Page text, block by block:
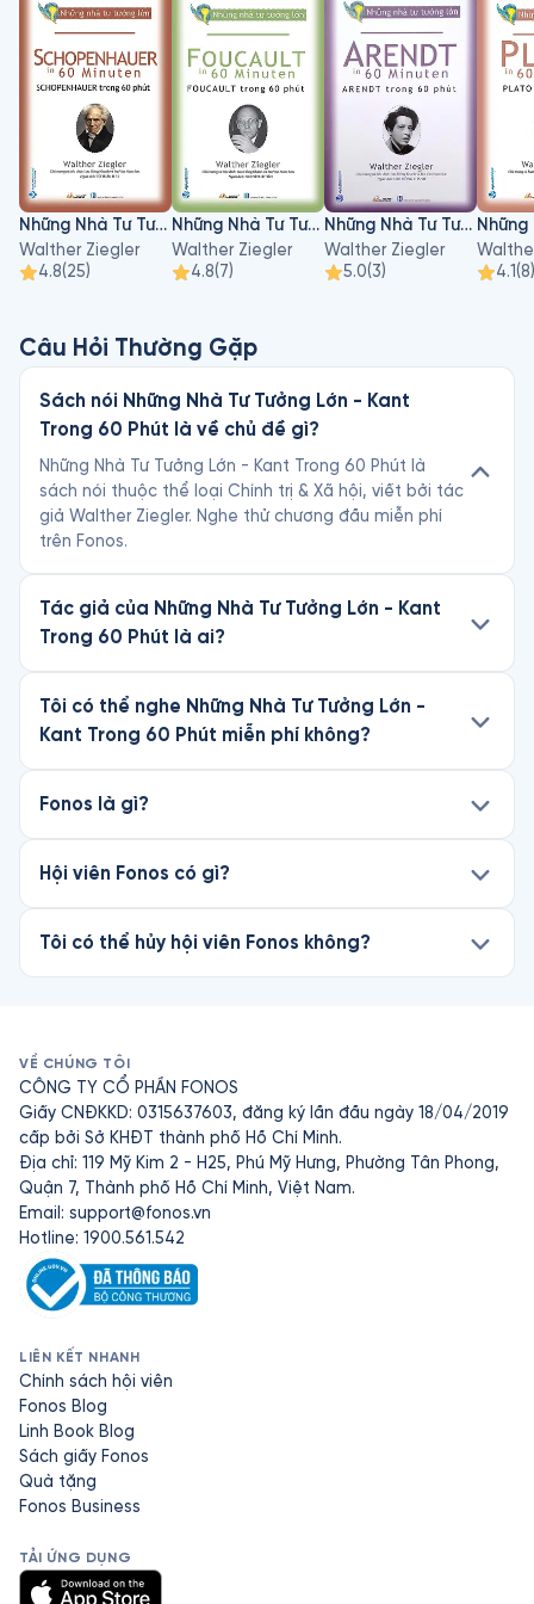
Những Nhà Tư Tưởng Lớn – Schopenhauer Trong 60 phút
Walther Ziegler
4.8(25)
Những Nhà Tư Tưởng Lớn - Foucault Trong 60 Phút
Walther Ziegler
4.8(7)
Những Nhà Tư Tưởng Lớn - Arendt Trong 60 Phút
Walther Ziegler
5.0(3)
4.1(8)
Câu Hỏi Thường Gặp
Sách nói Những Nhà Tư Tưởng Lớn - Kant
Trong 60 Phút là về chủ đề gì?
Những Nhà Tư Tưởng Lớn - Kant Trong 60 Phút là
sách nói thuộc thể loại Chính trị & Xã hội, viết bởi tác
giả Walther Ziegler. Nghe thử chương đầu miễn phí
trên Fonos.
Tác giả của Những Nhà Tư Tưởng Lớn - Kant
Trong 60 Phút là ai?
Tôi có thể nghe Những Nhà Tư Tưởng Lớn -
Kant Trong 60 Phút miễn phí không?
Fonos là gì?
Hội viên Fonos có gì?
Tôi có thể hủy hội viên Fonos không?
VỀ CHÚNG TÔI
CÔNG TY CỔ PHẦN FONOS
Giấy CNĐKKD: 0315637603, đăng ký lần đầu ngày 18/04/2019
cấp bởi Sở KHĐT thành phố Hồ Chí Minh.
Địa chỉ: 119 Mỹ Kim 2 - H25, Phú Mỹ Hưng, Phường Tân Phong,
Quận 7, Thành phố Hồ Chí Minh, Việt Nam.
Email: support@fonos.vn
Hotline: 1900.561.542
LIÊN KẾT NHANH
Chính sách hội viên
Fonos Blog
Linh Book Blog
Sách giấy Fonos
Quà tặng
Fonos Business
TẢI ỨNG DỤNG